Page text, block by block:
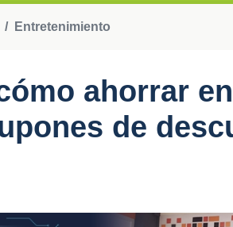
Entretenimiento
ahorrar
de